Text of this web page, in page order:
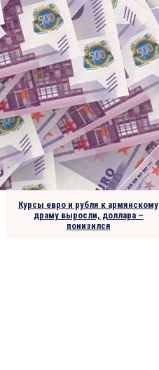
Курсы евро и рубля к армянскому
драму выросли, доллара –
понизился